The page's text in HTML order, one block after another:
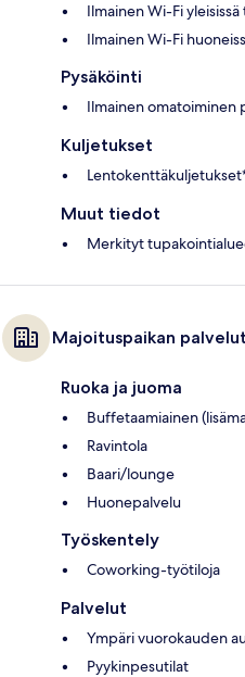
Ilmainen Wi-Fi yleisissä
Ilmainen Wi-Fi
Pysäköinti
Ilmainen omatoiminen
Kuljetukset
Muut tiedot
Merkityt
Majoituspaikan
Ruoka ja juoma
Buffetaamiainen
Ravintola
Baari/lounge
Huonepalvelu
Työskentely
Coworking-työtiloja
Palvelut
Ympäri vuorokauden
Pyykinpesutilat